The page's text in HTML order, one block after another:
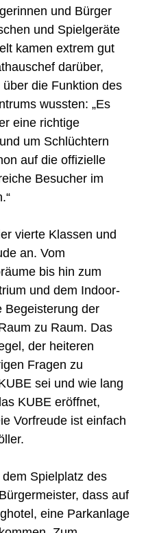
und Bürger
und Spielgeräte
kamen extrem gut
darüber,
die Funktion des
wussten: „Es
eine richtige
um Schlüchtern
auf die offizielle
Besucher im
vierte Klassen und
an. Vom
bis hin zum
und dem Indoor-
Begeisterung der
zu Raum. Das
der heiteren
Fragen zu
sei und wie lang
KUBE eröffnet,
Vorfreude ist einfach
Spielplatz des
dass auf
eine Parkanlage